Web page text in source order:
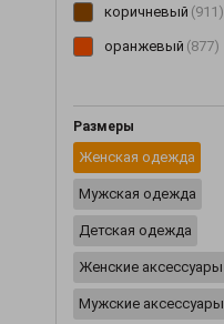
Туники
Футболки (259)
Худи
Чепчики(2)
Шали и шарфы
Шапки (1354)
Шляпы(31)
Шорты(196)
коричневый (911)
оранжевый (877)
Размеры
Женская одежда
Мужская одежда
Детская одежда
Женские аксессуары
Мужские аксессуары